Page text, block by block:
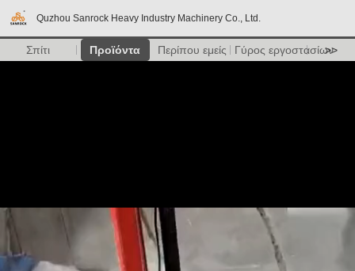
Quzhou Sanrock Heavy Industry Machinery Co., Ltd.
Σπίτι Προϊόντα Περίπου εμείς Γύρος εργοστασίων
>>